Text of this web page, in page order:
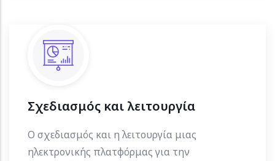
Σχεδιασμός και λειτουργία
Ο σχεδιασμός και η λειτουργία μιας
ηλεκτρονικής πλατφόρμας για την